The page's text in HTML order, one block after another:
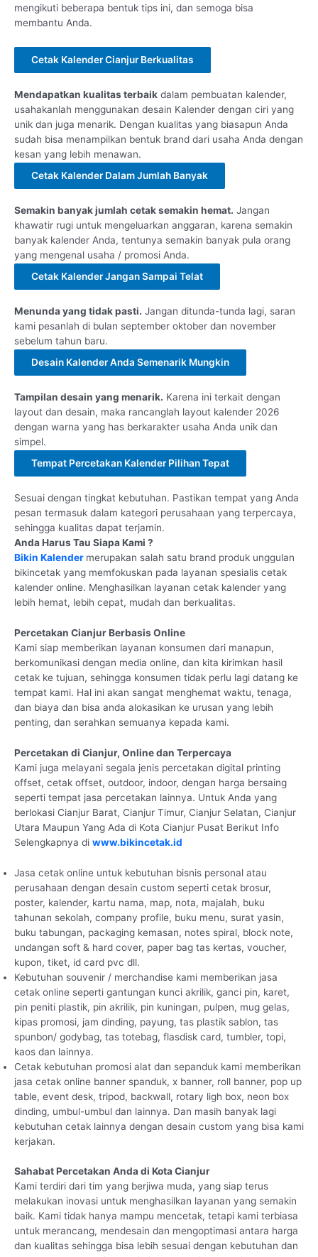
mengikuti beberapa bentuk tips ini, dan semoga bisa
membantu Anda.
Cetak Kalender Cianjur Berkualitas
Mendapatkan kualitas terbaik dalam pembuatan kalender,
usahakanlah menggunakan desain Kalender dengan ciri yang
unik dan juga menarik. Dengan kualitas yang biasapun Anda
sudah bisa menampilkan bentuk brand dari usaha Anda dengan
kesan yang lebih menawan.
Cetak Kalender Dalam Jumlah Banyak
Semakin banyak jumlah cetak semakin hemat. Jangan
khawatir rugi untuk mengeluarkan anggaran, karena semakin
banyak kalender Anda, tentunya semakin banyak pula orang
yang mengenal usaha / promosi Anda.
Cetak Kalender Jangan Sampai Telat
Menunda yang tidak pasti. Jangan ditunda-tunda lagi, saran
kami pesanlah di bulan september oktober dan november
sebelum tahun baru.
Desain Kalender Anda Semenarik Mungkin
Tampilan desain yang menarik. Karena ini terkait dengan
layout dan desain, maka rancanglah layout kalender 2026
dengan warna yang has berkarakter usaha Anda unik dan
simpel.
Tempat Percetakan Kalender Pilihan Tepat
Sesuai dengan tingkat kebutuhan. Pastikan tempat yang Anda
pesan termasuk dalam kategori perusahaan yang terpercaya,
sehingga kualitas dapat terjamin.
Anda Harus Tau Siapa Kami ?
Bikin Kalender merupakan salah satu brand produk unggulan
bikincetak yang memfokuskan pada layanan spesialis cetak
kalender online. Menghasilkan layanan cetak kalender yang
lebih hemat, lebih cepat, mudah dan berkualitas.
Percetakan Cianjur Berbasis Online
Kami siap memberikan layanan konsumen dari manapun,
berkomunikasi dengan media online, dan kita kirimkan hasil
cetak ke tujuan, sehingga konsumen tidak perlu lagi datang ke
tempat kami. Hal ini akan sangat menghemat waktu, tenaga,
dan biaya dan bisa anda alokasikan ke urusan yang lebih
penting, dan serahkan semuanya kepada kami.
Percetakan di Cianjur, Online dan Terpercaya
Kami juga melayani segala jenis percetakan digital printing
offset, cetak offset, outdoor, indoor, dengan harga bersaing
seperti tempat jasa percetakan lainnya. Untuk Anda yang
berlokasi Cianjur Barat, Cianjur Timur, Cianjur Selatan, Cianjur
Utara Maupun Yang Ada di Kota Cianjur Pusat Berikut Info
Selengkapnya di www.bikincetak.id
Jasa cetak online untuk kebutuhan bisnis personal atau
perusahaan dengan desain custom seperti cetak brosur,
poster, kalender, kartu nama, map, nota, majalah, buku
tahunan sekolah, company profile, buku menu, surat yasin,
buku tabungan, packaging kemasan, notes spiral, block note,
undangan soft & hard cover, paper bag tas kertas, voucher,
kupon, tiket, id card pvc dll.
Kebutuhan souvenir / merchandise kami memberikan jasa
cetak online seperti gantungan kunci akrilik, ganci pin, karet,
pin peniti plastik, pin akrilik, pin kuningan, pulpen, mug gelas,
kipas promosi, jam dinding, payung, tas plastik sablon, tas
spunbon/ godybag, tas totebag, flasdisk card, tumbler, topi,
kaos dan lainnya.
Cetak kebutuhan promosi alat dan sepanduk kami memberikan
jasa cetak online banner spanduk, x banner, roll banner, pop up
table, event desk, tripod, backwall, rotary ligh box, neon box
dinding, umbul-umbul dan lainnya. Dan masih banyak lagi
kebutuhan cetak lainnya dengan desain custom yang bisa kami
kerjakan.
Sahabat Percetakan Anda di Kota Cianjur
Kami terdiri dari tim yang berjiwa muda, yang siap terus
melakukan inovasi untuk menghasilkan layanan yang semakin
baik. Kami tidak hanya mampu mencetak, tetapi kami terbiasa
untuk merancang, mendesain dan mengoptimasi antara harga
dan kualitas sehingga bisa lebih sesuai dengan kebutuhan dan